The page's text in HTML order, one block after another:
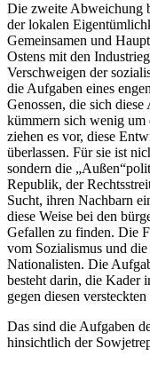
Die zweite Abweichung
der lokalen
Gemeinsamen und
Ostens mit den
Verschweigen der
die Aufgaben eines
Genossen, die sich
kümmern sich wenig um
ziehen es vor, diese
überlassen. Für sie ist
sondern die
Republik, der
Sucht, ihren Nachbarn
diese Weise bei den
Gefallen zu finden. Die
vom Sozialismus und
Nationalisten. Die
besteht darin, die Kader
gegen diesen
Das sind die Aufgaben
hinsichtlich der